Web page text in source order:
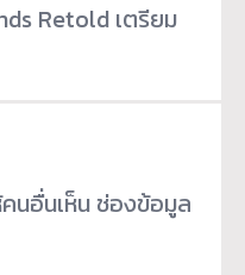
Retold เตรียม
นอื่นเห็น ช่องข้อมูล